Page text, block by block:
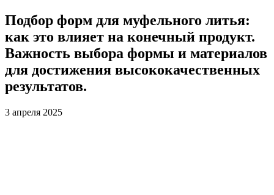
Подбор форм для муфельного литья:
как это влияет на конечный продукт.
Важность выбора формы и материалов
для достижения высококачественных
результатов.
3 апреля 2025